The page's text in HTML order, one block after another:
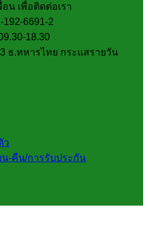
น เพื่อติดต่อเรา
192-6691-2
18.30
ธ.ทหารไทย กระแสรายวัน
ว
น-คืน/การรับประกัน